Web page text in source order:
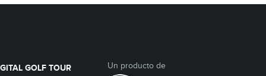
GOLF TOUR Un producto de